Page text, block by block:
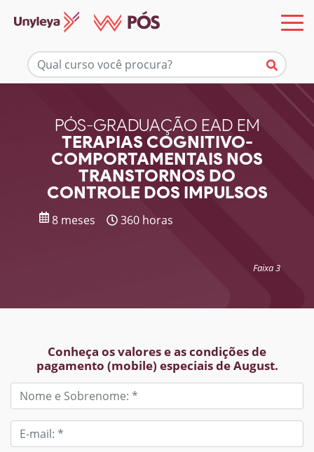
PÓS-GRADUAÇÃO EAD EM
TERAPIAS COGNITIVO-
COMPORTAMENTAIS NOS
TRANSTORNOS DO
CONTROLE DOS IMPULSOS
8 meses 360 horas
Faixa 3
Conheça os valores e as condições de
pagamento (mobile) especiais de August.
Mais informações